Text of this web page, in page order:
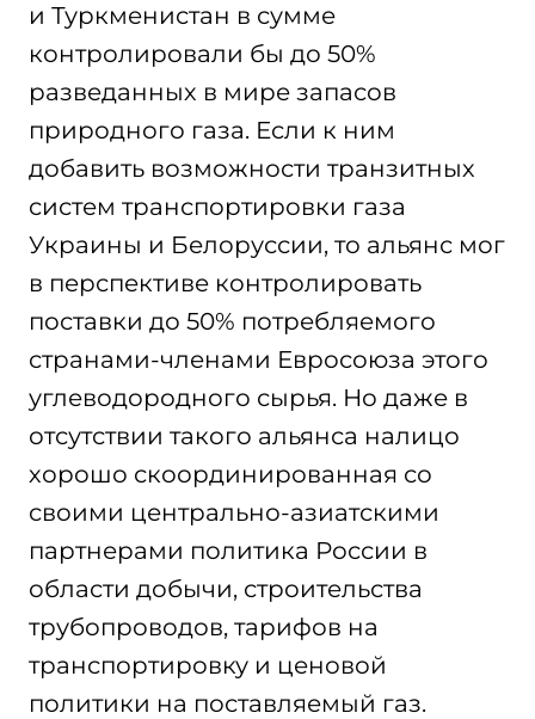
и Туркменистан в сумме
контролировали бы до 50%
разведанных в мире запасов
природного газа. Если к ним
добавить возможности транзитных
систем транспортировки газа
Украины и Белоруссии, то альянс мог
в перспективе контролировать
поставки до 50% потребляемого
странами-членами Евросоюза этого
углеводородного сырья. Но даже в
отсутствии такого альянса налицо
хорошо скоординированная со
своими центрально-азиатскими
партнерами политика России в
области добычи, строительства
трубопроводов, тарифов на
транспортировку и ценовой
политики на поставляемый газ.